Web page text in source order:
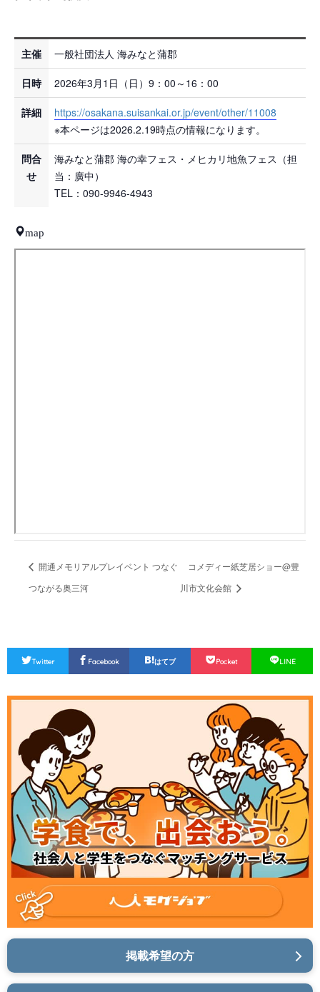
主催 一般社団法人 海みなと蒲郡
日時 2026年3月1日（日）9：00～16：00
詳細
https://osakana.suisankai.or.jp/event/other/11008
※本ページは2026.2.19時点の情報になります。
問合
せ
海みなと蒲郡 海の幸フェス・メヒカリ地魚フェス（担
当：廣中）
TEL：090-9946-4943
map
開通メモリアルプレイベント つなぐ
つながる奥三河
コメディー紙芝居ショー@豊
川市文化会館
Twitter Facebook はてブ Pocket LINE
掲載希望の方